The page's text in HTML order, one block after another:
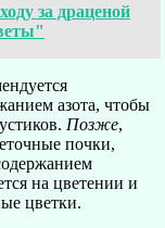
за драценой
азота, чтобы
Позже,
почки,
на цветении и
цветки.